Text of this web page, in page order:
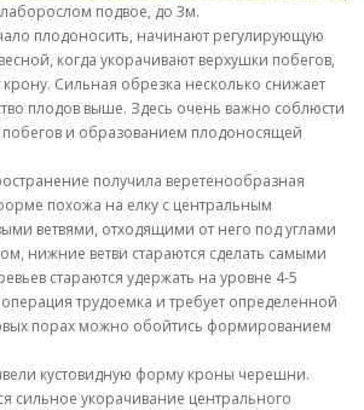
подвое, до 3м.
плодоносить, начинают регулирующую
когда укорачивают верхушки побегов,
Сильная обрезка несколько снижает
плодов выше. Здесь очень важно соблюсти
и образованием плодоносящей
получила веретенообразная
похожа на елку с центральным
ветвями, отходящими от него под углами
нижние ветви стараются сделать самыми
стараются удержать на уровне 4-5
трудоемка и требует определенной
порах можно обойтись формированием
кустовидную форму кроны черешни.
сильное укорачивание центрального